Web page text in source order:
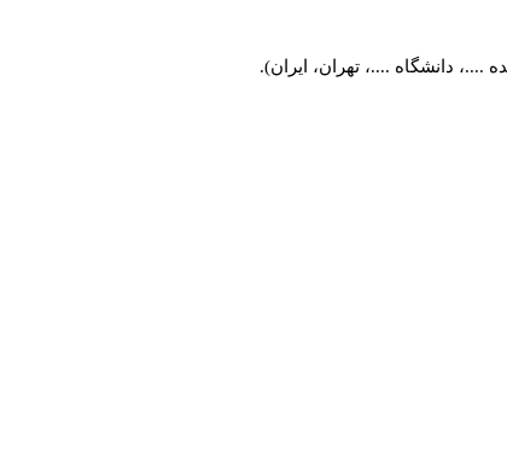
دانشگاه ....، تهران، ایران).